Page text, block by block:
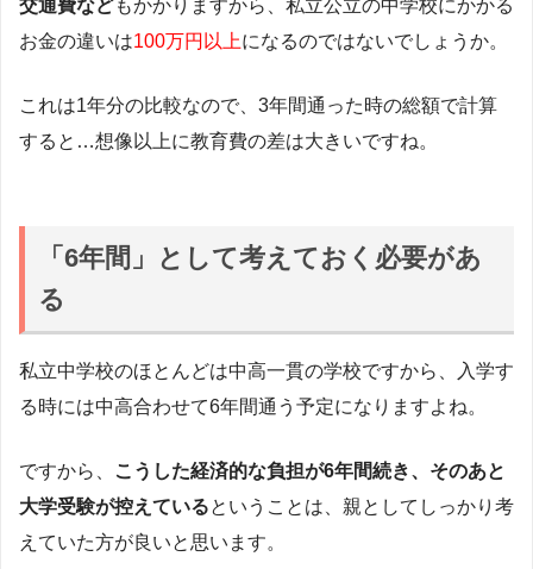
交通費などもかかりますから、私立公立の中学校にかかる
お金の違いは100万円以上になるのではないでしょうか。
これは1年分の比較なので、3年間通った時の総額で計算
すると…想像以上に教育費の差は大きいですね。
「6年間」として考えておく必要があ
る
私立中学校のほとんどは中高一貫の学校ですから、入学す
る時には中高合わせて6年間通う予定になりますよね。
ですから、
こうした経済的な負担が6年間続き、そのあと
大学受験が控えているということは、親としてしっかり考
えていた方が良いと思います。